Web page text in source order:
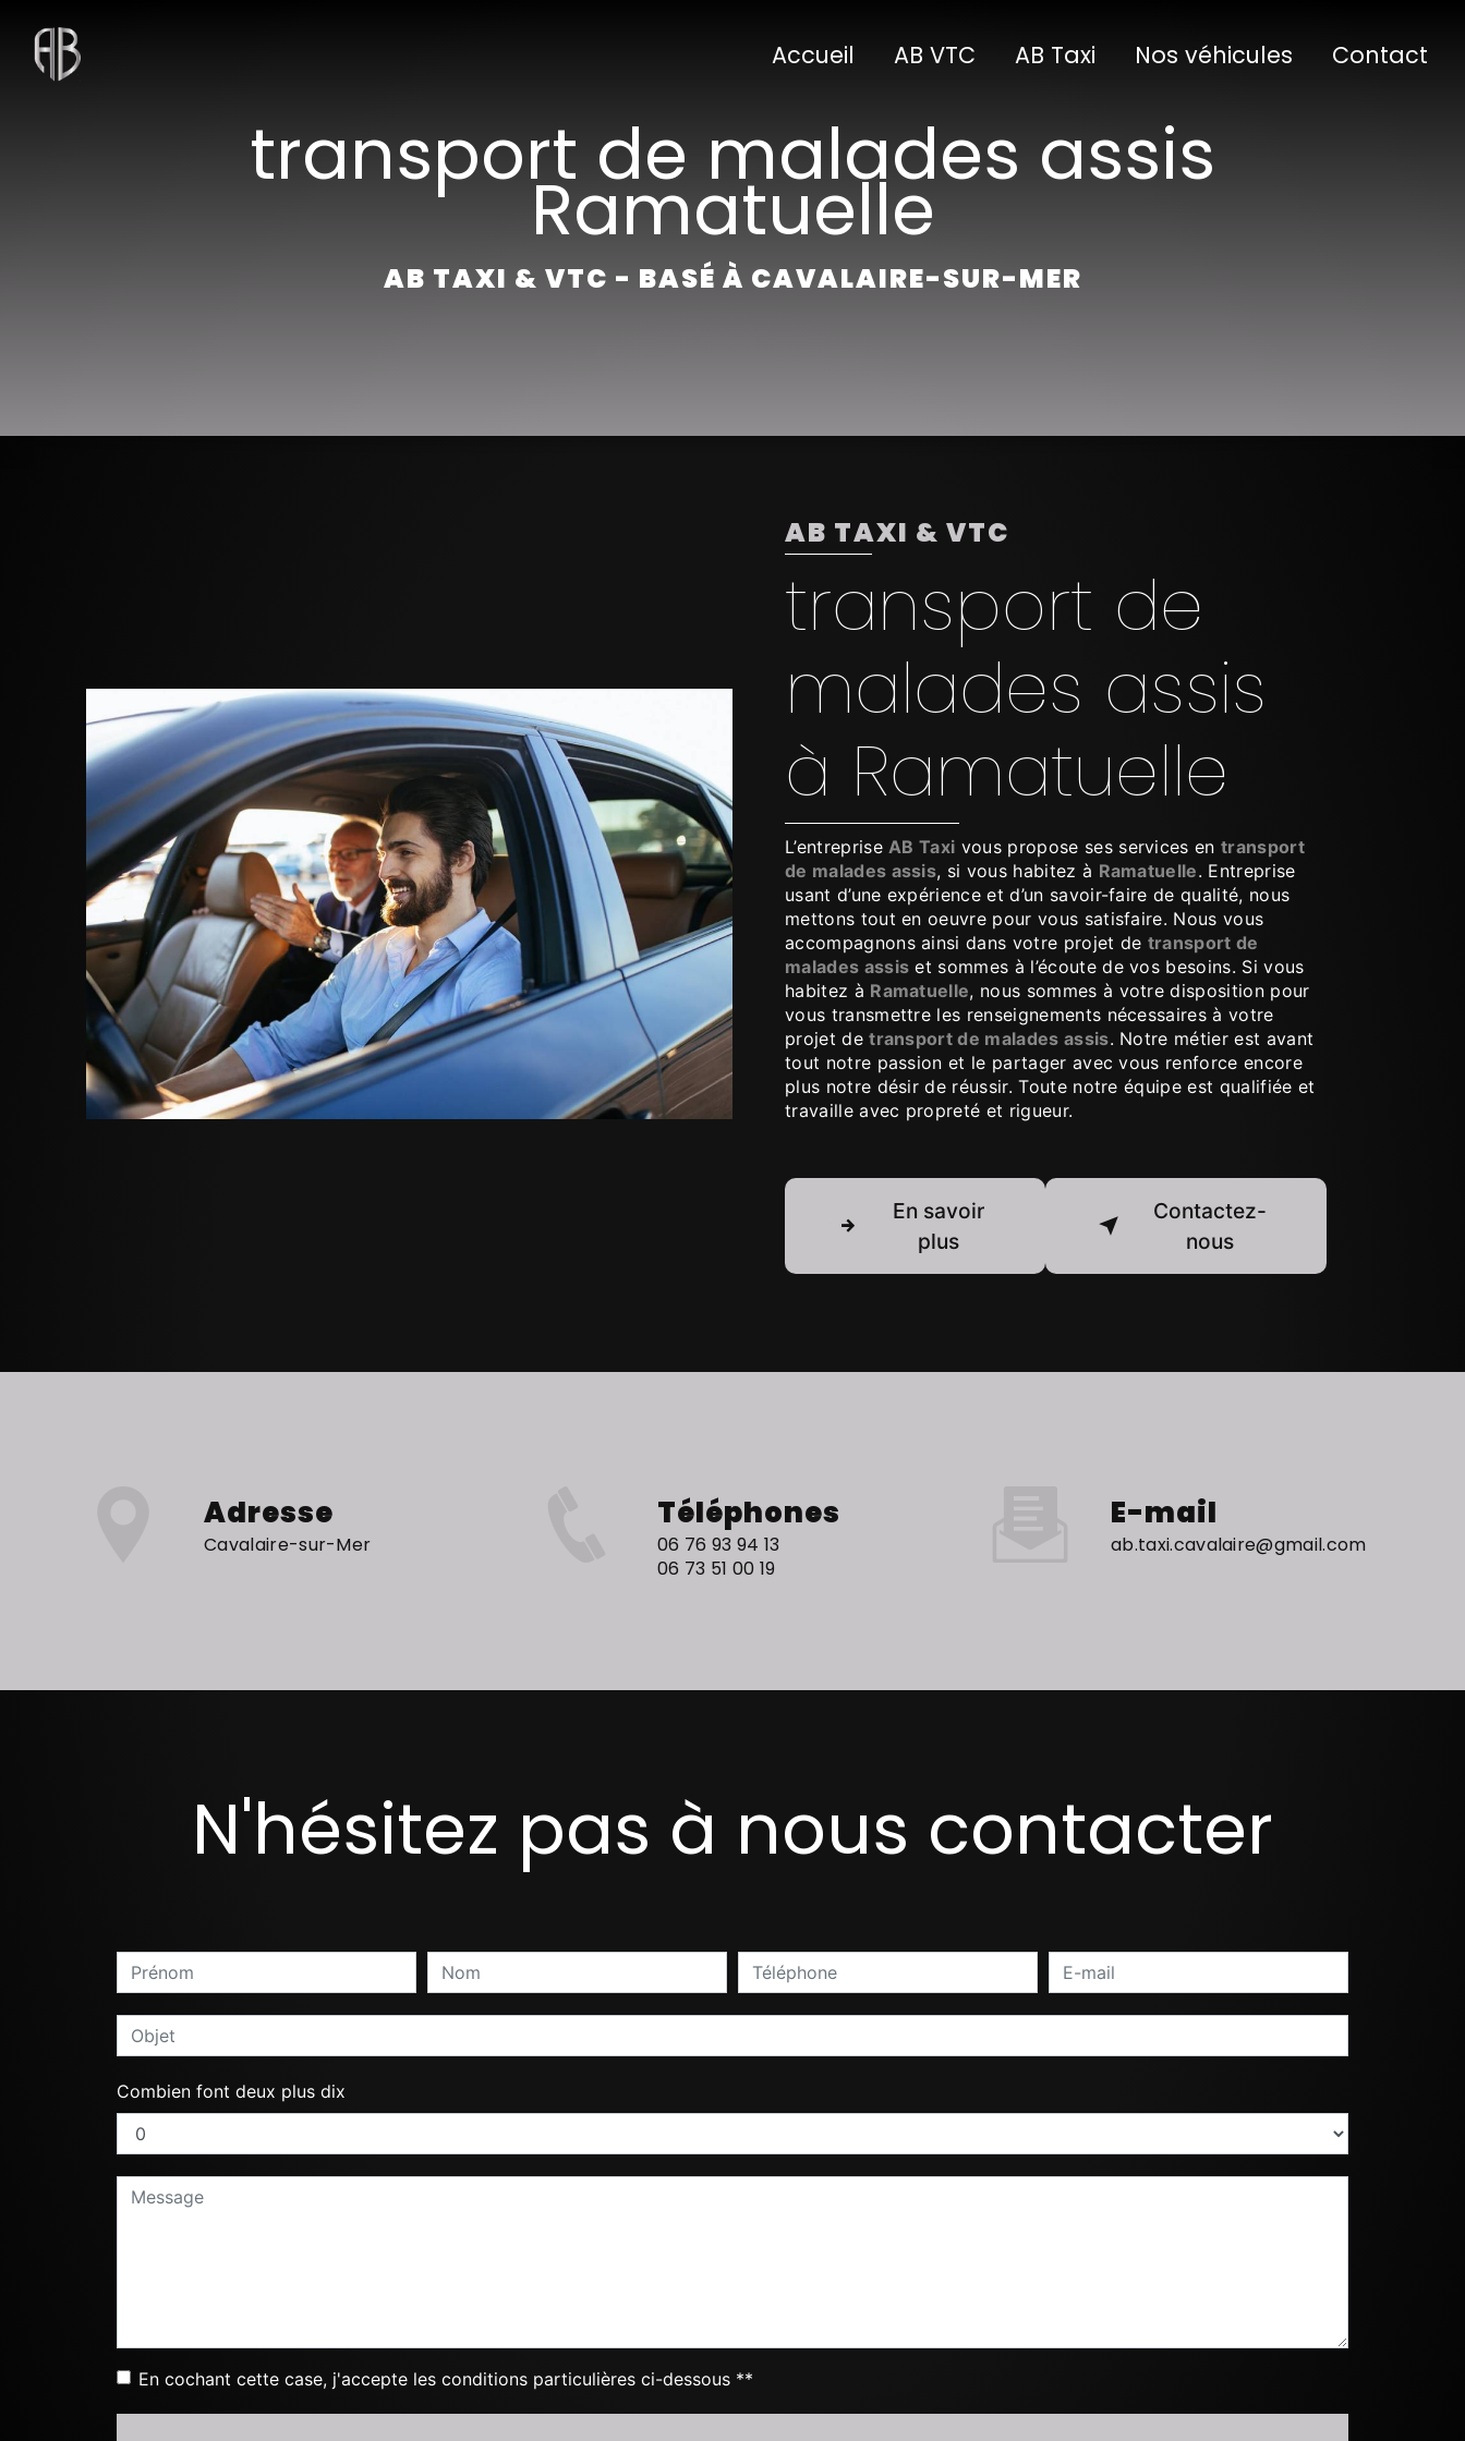
Accueil AB VTC AB Taxi Nos véhicules Contact
transport de malades assis
Ramatuelle
AB TAXI & VTC - BASÉ À CAVALAIRE-SUR-MER
AB TAXI & VTC
transport de
malades assis
à Ramatuelle
L’entreprise AB Taxi vous propose ses services entransport
de malades assis, si vous habitez à Ramatuelle. Entreprise
usant d’une expérience et d’un savoir-faire de qualité, nous
mettons tout en oeuvre pour vous satisfaire. Nous vous
accompagnons ainsi dans votre projet de transport de
malades assis et sommes à l’écoute de vos besoins. Si vous
habitez à Ramatuelle, nous sommes à votre disposition pour
vous transmettre les renseignements nécessaires à votre
projet detransport de malades assis. Notre métier est avant
tout notre passion et le partager avec vous renforce encore
plus notre désir de réussir. Toute notre équipe est qualifiée et
travaille avec propreté et rigueur.
En savoir
plus
Contactez-
nous
Adresse
Cavalaire-sur-Mer
Téléphones
06 76 93 94 13
06 73 51 00 19
E-mail
ab.taxi.cavalaire@gmail.com
N'hésitez pas à nous contacter
Combien font deux plus dix
En cochant cette case, j'accepte les conditions particulières ci-dessous **